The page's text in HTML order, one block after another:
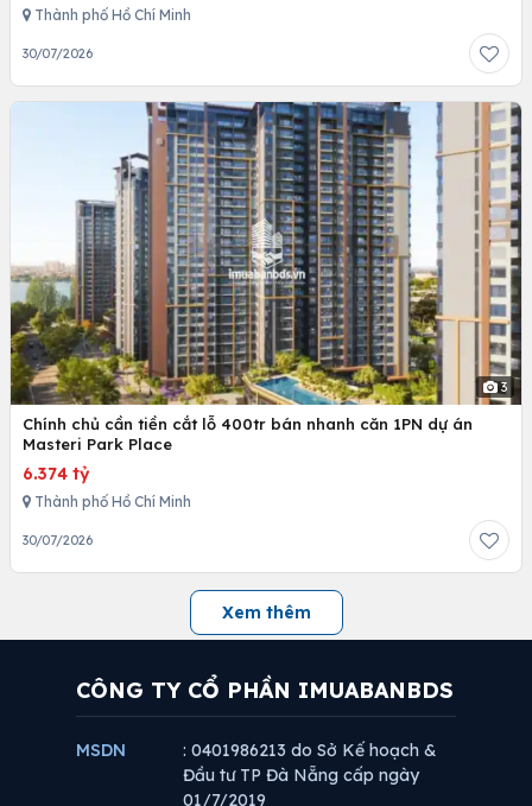
Thành phố Hồ Chí Minh
30/07/2026
3
Chính chủ cần tiền cắt lỗ 400tr bán nhanh căn 1PN dự án
Masteri Park Place
6.374 tỷ
Thành phố Hồ Chí Minh
30/07/2026
Xem thêm
CÔNG TY CỔ PHẦN IMUABANBDS
MSDN
: 0401986213 do Sở Kế hoạch &
Đầu tư TP Đà Nẵng cấp ngày
01/7/2019